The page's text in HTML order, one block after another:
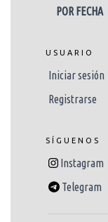
POR FECHA
USUARIO
Iniciar sesión
Registrarse
SÍGUENOS
Instagram
Telegram